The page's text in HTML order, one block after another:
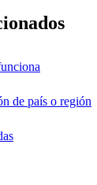
de país o región